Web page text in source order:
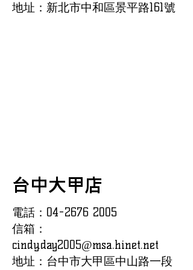
地址：新北市中和區景平路161號
台中大甲店
電話：04-2676 2005
信箱：
cindy.day2005@msa.hinet.net
地址：台中市大甲區中山路一段